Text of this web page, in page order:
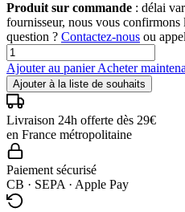
Produit sur commande : délai
fournisseur, nous vous
question ? Contactez-nous ou
Ajouter au panierAcheter
Ajouter à la liste de souhaits
Livraison 24h offerte dès 29€
en France métropolitaine
Paiement sécurisé
CB · SEPA · Apple Pay